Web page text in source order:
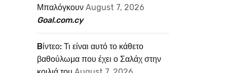
Μπαλόγκουν August 7, 2026
Goal.com.cy
Bίντεο: Τι είναι αυτό το κάθετο
βαθούλωμα που έχει ο Σαλάχ στην